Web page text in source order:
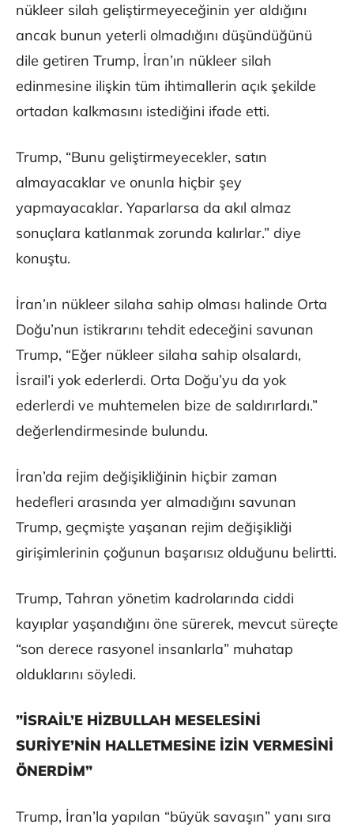
nükleer silah geliştirmeyeceğinin yer aldığını
ancak bunun yeterli olmadığını düşündüğünü
dile getiren Trump, İran’ın nükleer silah
edinmesine ilişkin tüm ihtimallerin açık şekilde
ortadan kalkmasını istediğini ifade etti.
Trump, “Bunu geliştirmeyecekler, satın
almayacaklar ve onunla hiçbir şey
yapmayacaklar. Yaparlarsa da akıl almaz
sonuçlara katlanmak zorunda kalırlar.” diye
konuştu.
İran’ın nükleer silaha sahip olması halinde Orta
Doğu’nun istikrarını tehdit edeceğini savunan
Trump, “Eğer nükleer silaha sahip olsalardı,
İsrail’i yok ederlerdi. Orta Doğu’yu da yok
ederlerdi ve muhtemelen bize de saldırırlardı.”
değerlendirmesinde bulundu.
İran’da rejim değişikliğinin hiçbir zaman
hedefleri arasında yer almadığını savunan
Trump, geçmişte yaşanan rejim değişikliği
girişimlerinin çoğunun başarısız olduğunu belirtti.
Trump, Tahran yönetim kadrolarında ciddi
kayıplar yaşandığını öne sürerek, mevcut süreçte
“son derece rasyonel insanlarla” muhatap
olduklarını söyledi.
⁠”İSRAİL’E HİZBULLAH MESELESİNİ
SURİYE’NİN HALLETMESİNE İZİN VERMESİNİ
ÖNERDİM”
Trump, İran’la yapılan “büyük savaşın” yanı sıra